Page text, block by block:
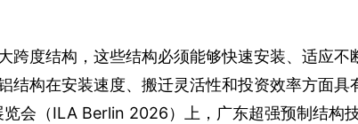
跨度结构，这些结构必须能够快速安装、适应
结构在安装速度、搬迁灵活性和投资效率方面具
会（ILA Berlin 2026）上，广东超强预制结构